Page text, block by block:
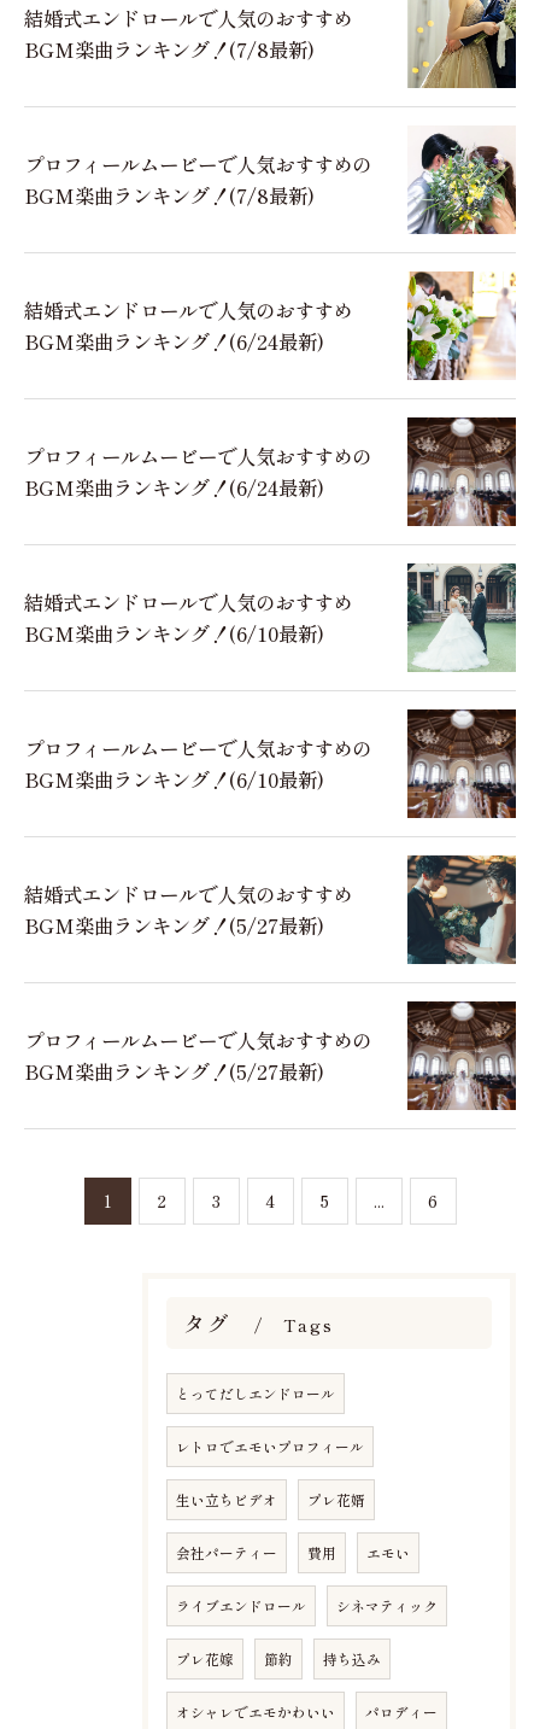
結婚式エンドロールで人気のおすすめ
BGM楽曲ランキング！(7/8最新)
プロフィールムービーで人気おすすめの
BGM楽曲ランキング！(7/8最新)
結婚式エンドロールで人気のおすすめ
BGM楽曲ランキング！(6/24最新)
プロフィールムービーで人気おすすめの
BGM楽曲ランキング！(6/24最新)
結婚式エンドロールで人気のおすすめ
BGM楽曲ランキング！(6/10最新)
プロフィールムービーで人気おすすめの
BGM楽曲ランキング！(6/10最新)
結婚式エンドロールで人気のおすすめ
BGM楽曲ランキング！(5/27最新)
プロフィールムービーで人気おすすめの
BGM楽曲ランキング！(5/27最新)
1 2 3 4 5 ... 6
タグ Tags
とってだしエンドロール
レトロでエモいプロフィール
生い立ちビデオ プレ花婿
会社パーティー 費用 エモい
ライブエンドロール シネマティック
プレ花嫁 節約 持ち込み
オシャレでエモかわいい パロディー